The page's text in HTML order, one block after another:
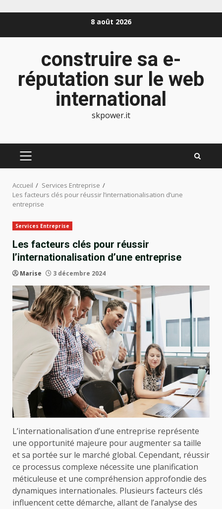
8 août 2026
construire sa e-
réputation sur le web
international
skpower.it
MENU
Accueil
Services Entreprise
Les facteurs clés pour réussir l’internationalisation d’une
entreprise
Services Entreprise
Les facteurs clés pour réussir
l’internationalisation d’une entreprise
Marise 3 décembre 2024
L’internationalisation d’une entreprise représente
une opportunité majeure pour augmenter sa taille
et sa portée sur le marché global. Cependant, réussir
ce processus complexe nécessite une planification
méticuleuse et une compréhension approfondie des
dynamiques internationales. Plusieurs facteurs clés
influencent cette démarche, allant de l’analyse des